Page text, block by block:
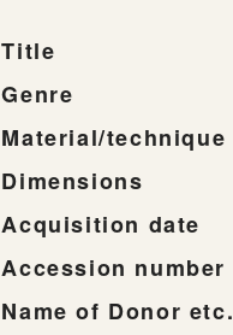
Title
Genre
Material/technique
Dimensions
Acquisition date
Accession number
Name of Donor etc.